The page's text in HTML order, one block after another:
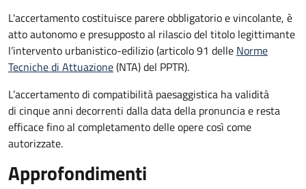
L'accertamento costituisce parere obbligatorio e vincolante, è
atto autonomo e presupposto al rilascio del titolo legittimante
l’intervento urbanistico-edilizio (articolo 91 delle Norme
Tecniche di Attuazione(NTA) del PPTR).
L’accertamento di compatibilità paesaggistica ha validità
di cinque anni decorrenti dalla data della pronuncia e resta
efficace fino al completamento delle opere così come
autorizzate.
Approfondimenti